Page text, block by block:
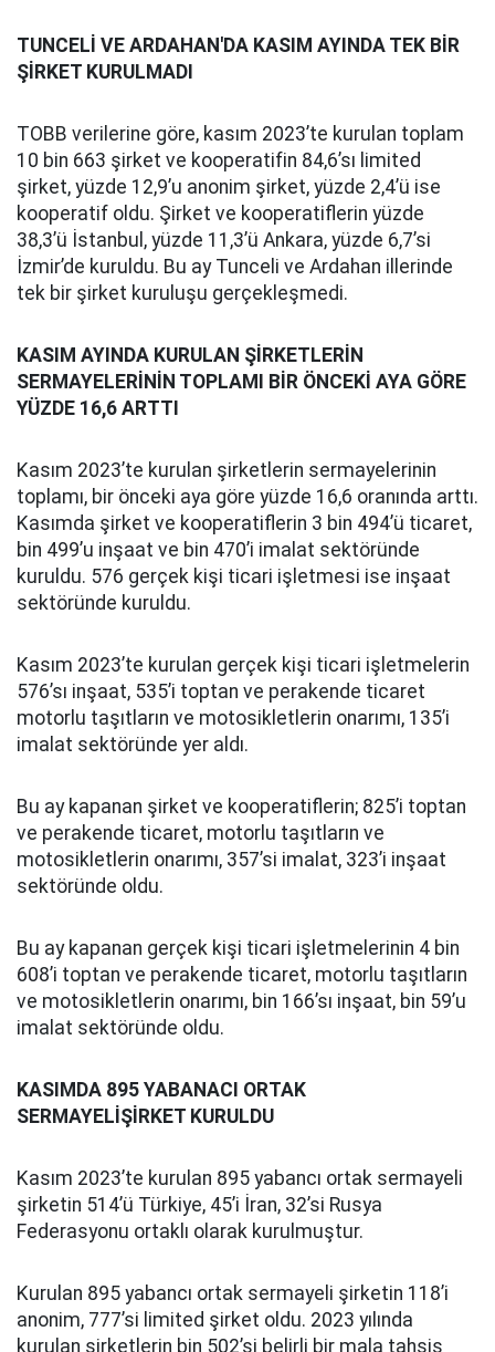
TUNCELİ VE ARDAHAN'DA KASIM AYINDA TEK BİR
ŞİRKET KURULMADI
TOBB verilerine göre, kasım 2023’te kurulan toplam
10 bin 663 şirket ve kooperatifin 84,6’sı limited
şirket, yüzde 12,9’u anonim şirket, yüzde 2,4’ü ise
kooperatif oldu. Şirket ve kooperatiflerin yüzde
38,3’ü İstanbul, yüzde 11,3’ü Ankara, yüzde 6,7’si
İzmir’de kuruldu. Bu ay Tunceli ve Ardahan illerinde
tek bir şirket kuruluşu gerçekleşmedi.
KASIM AYINDA KURULAN ŞİRKETLERİN
SERMAYELERİNİN TOPLAMI BİR ÖNCEKİ AYA GÖRE
YÜZDE 16,6 ARTTI
Kasım 2023’te kurulan şirketlerin sermayelerinin
toplamı, bir önceki aya göre yüzde 16,6 oranında arttı.
Kasımda şirket ve kooperatiflerin 3 bin 494’ü ticaret,
bin 499’u inşaat ve bin 470’i imalat sektöründe
kuruldu. 576 gerçek kişi ticari işletmesi ise inşaat
sektöründe kuruldu.
Kasım 2023’te kurulan gerçek kişi ticari işletmelerin
576’sı inşaat, 535’i toptan ve perakende ticaret
motorlu taşıtların ve motosikletlerin onarımı, 135’i
imalat sektöründe yer aldı.
Bu ay kapanan şirket ve kooperatiflerin; 825’i toptan
ve perakende ticaret, motorlu taşıtların ve
motosikletlerin onarımı, 357’si imalat, 323’i inşaat
sektöründe oldu.
Bu ay kapanan gerçek kişi ticari işletmelerinin 4 bin
608’i toptan ve perakende ticaret, motorlu taşıtların
ve motosikletlerin onarımı, bin 166’sı inşaat, bin 59’u
imalat sektöründe oldu.
KASIMDA 895 YABANACI ORTAK
SERMAYELİŞİRKET KURULDU
Kasım 2023’te kurulan 895 yabancı ortak sermayeli
şirketin 514’ü Türkiye, 45’i İran, 32’si Rusya
Federasyonu ortaklı olarak kurulmuştur.
Kurulan 895 yabancı ortak sermayeli şirketin 118’i
anonim, 777’si limited şirket oldu. 2023 yılında
kurulan şirketlerin bin 502’si belirli bir mala tahsis